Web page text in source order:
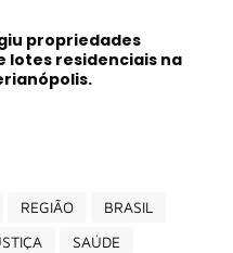
propriedades
lotes residenciais na
REGIÃO
BRASIL
SAÚDE